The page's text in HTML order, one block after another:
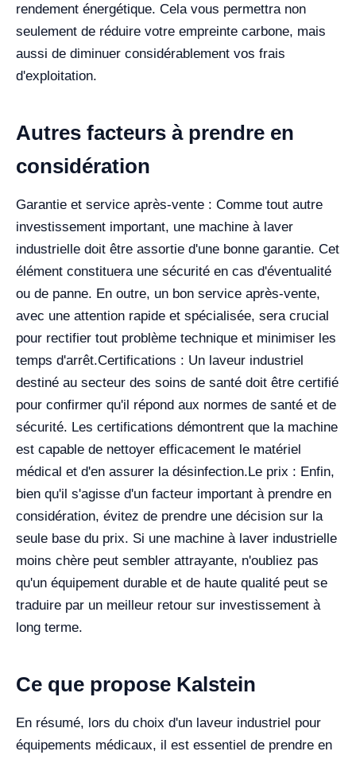
rendement énergétique. Cela vous permettra non
seulement de réduire votre empreinte carbone, mais
aussi de diminuer considérablement vos frais
d'exploitation.
Autres facteurs à prendre en
considération
Garantie et service après-vente : Comme tout autre
investissement important, une machine à laver
industrielle doit être assortie d'une bonne garantie. Cet
élément constituera une sécurité en cas d'éventualité
ou de panne. En outre, un bon service après-vente,
avec une attention rapide et spécialisée, sera crucial
pour rectifier tout problème technique et minimiser les
temps d'arrêt.Certifications : Un laveur industriel
destiné au secteur des soins de santé doit être certifié
pour confirmer qu'il répond aux normes de santé et de
sécurité. Les certifications démontrent que la machine
est capable de nettoyer efficacement le matériel
médical et d'en assurer la désinfection.Le prix : Enfin,
bien qu'il s'agisse d'un facteur important à prendre en
considération, évitez de prendre une décision sur la
seule base du prix. Si une machine à laver industrielle
moins chère peut sembler attrayante, n'oubliez pas
qu'un équipement durable et de haute qualité peut se
traduire par un meilleur retour sur investissement à
long terme.
Ce que propose Kalstein
En résumé, lors du choix d'un laveur industriel pour
équipements médicaux, il est essentiel de prendre en